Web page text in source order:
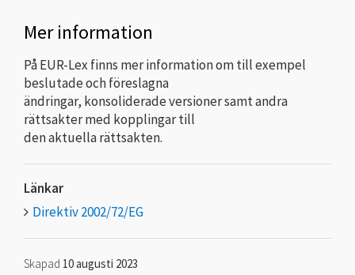
Mer information
På EUR-Lex finns mer information om till exempel
beslutade och föreslagna
ändringar, konsoliderade versioner samt andra
rättsakter med kopplingar till
den aktuella rättsakten.
Länkar
Direktiv 2002/72/EG
Skapad 10 augusti 2023